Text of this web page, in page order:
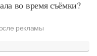
во время съёмки?
рекламы